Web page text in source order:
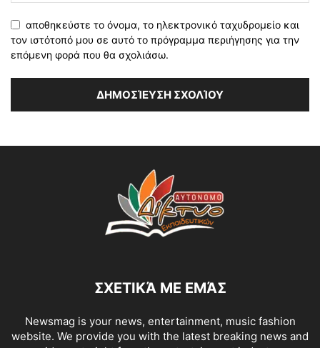
αποθηκεύστε το όνομα, το ηλεκτρονικό ταχυδρομείο και
τον ιστότοπό μου σε αυτό το πρόγραμμα περιήγησης για την
επόμενη φορά που θα σχολιάσω.
ΣΧΕΤΙΚΆ ΜΕ ΕΜΆΣ
Newsmag is your news, entertainment, music fashion
website. We provide you with the latest breaking news and